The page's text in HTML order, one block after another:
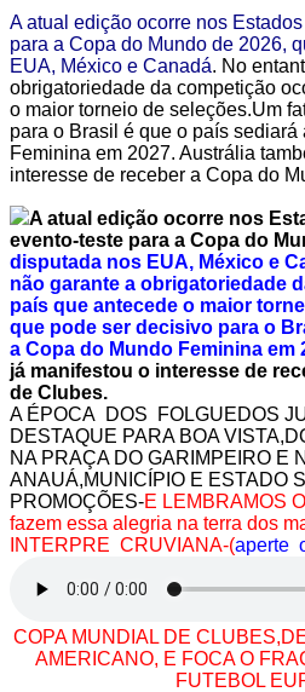
A atual edição ocorre nos
para a Copa do Mundo de 2026,
EUA, México e Canadá. No
obrigatoriedade da competição
o maior torneio de seleções.Um
para o Brasil é que o país sediará
Feminina em 2027. Austrália
interesse de receber a Copa do
A atual edição ocorre nos
evento-teste para a Copa do
disputada nos EUA, México e
não garante a obrigatoriedade
país que antecede o maior
que pode ser decisivo para o
a Copa do Mundo Feminina em
já manifestou o interesse de
de Clubes.
A ÉPOCA DOS FOLGUEDOS
DESTAQUE PARA BOA
NA PRAÇA DO GARIMPEIRO E
ANAUÁ,MUNICÍPIO E ESTADO
PROMOÇÕES-E LEMBRAMOS
fazem essa alegria na terra dos
INTERPRE CRUVIANA-(aperte
COPA MUNDIAL DE
AMERICANO, E FOCA O
FUTEBOL